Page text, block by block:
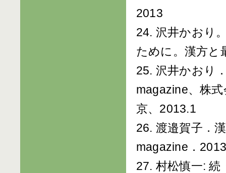
2013
24. 沢井かおり
ために。漢方
25. 沢井かおり
magazine、株
京、2013.1
26. 渡邉賀子．
magazine．
27. 村松慎一: 続